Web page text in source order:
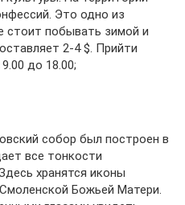
Это одно из
стоит побывать зимой и
2-4 $. Прийти
до 18.00;
собор был построен в
все тонкости
хранятся иконы
Божьей Матери.